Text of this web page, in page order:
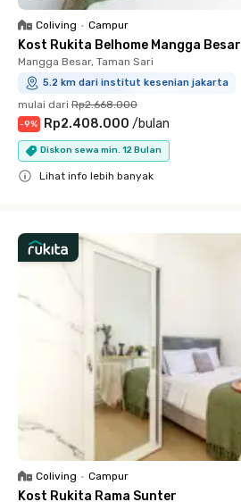
Coliving • Campur
Kost Rukita Belhome Mangga Besar
Mangga Besar, Taman Sari
5.2 km dari institut kesenian jakarta
mulai dari Rp2.668.000
-9% Rp2.408.000 /bulan
Diskon sewa min. 12 Bulan
Lihat info lebih banyak
Coliving • Campur
Kost Rukita Rama Sunter